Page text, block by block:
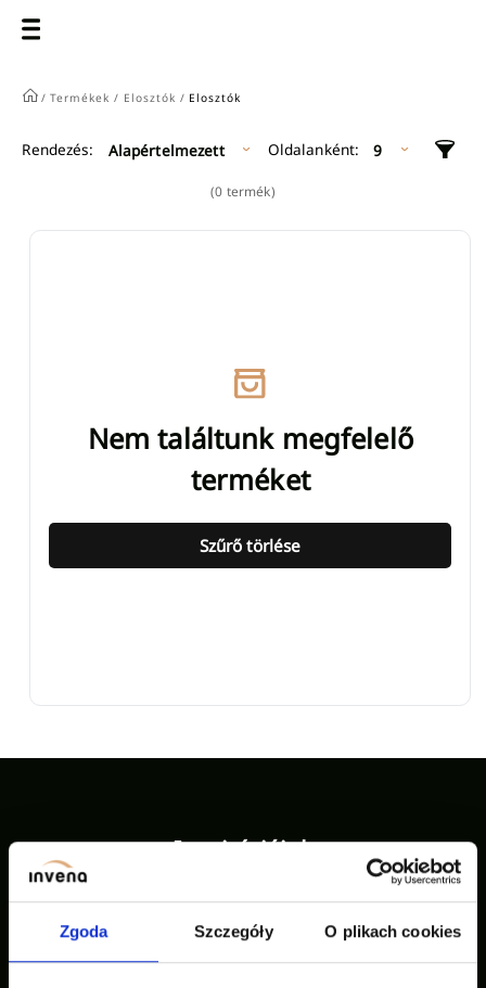
Zgoda Szczegóły O plikach cookies
/ Termékek / Elosztók / Elosztók
Rendezés: Alapértelmezett Oldalanként: 9
(0 termék)
Nem találtunk megfelelő
terméket
Szűrő törlése
Inspirációink